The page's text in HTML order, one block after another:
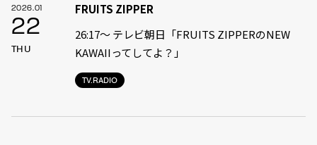
2026.01
22
THU
TV.RADIO
FRUITS ZIPPER
26:17～ テレビ朝日「FRUITS ZIPPERのNEW
KAWAIIってしてよ？」